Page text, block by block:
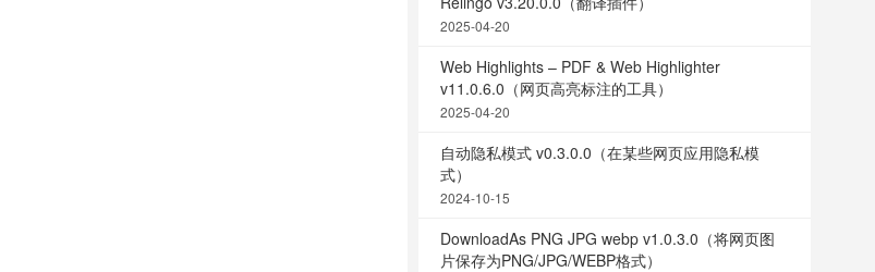
2025-04-20
Web Highlights – PDF & Web Highlighter
v11.0.6.0（网页高亮标注的工具）
2025-04-20
自动隐私模式 v0.3.0.0（在某些网页应用隐私模
式）
2024-10-15
DownloadAs PNG JPG webp v1.0.3.0（将网页图
片保存为PNG/JPG/WEBP格式）